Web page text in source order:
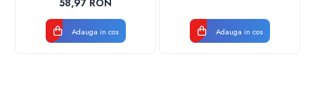
AER CONDITIONAT
CLINETPLUS0600
Adauga in cos Adauga in cos